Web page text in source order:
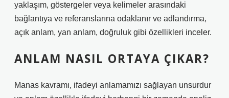
yaklaşım, göstergeler veya kelimeler arasındaki
bağlantıya ve referanslarına odaklanır ve adlandırma,
açık anlam, yan anlam, doğruluk gibi özellikleri inceler.
ANLAM NASIL ORTAYA ÇIKAR?
Manas kavramı, ifadeyi anlamamızı sağlayan unsurdur